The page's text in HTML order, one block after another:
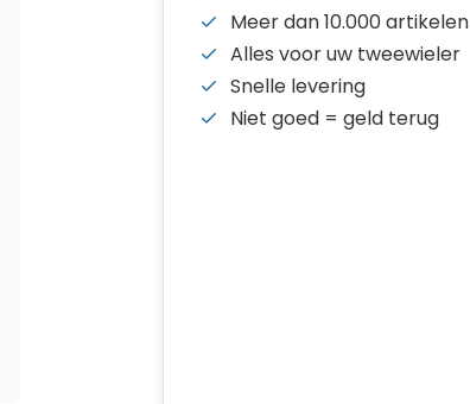
Meer dan 10.000 artikelen
Alles voor uw tweewieler
Snelle levering
Niet goed = geld terug